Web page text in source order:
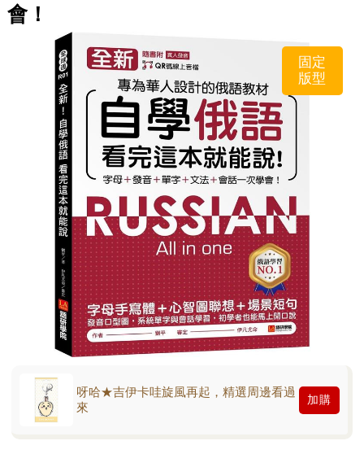
會！
固定
版型
呀哈★吉伊卡哇旋風再起，精選周邊看過
來
加購